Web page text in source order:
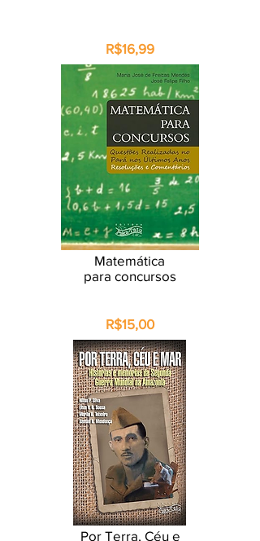
R$16,99
Matemática
para concursos
R$15,00
Por Terra, Céu e